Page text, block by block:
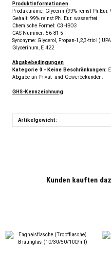
Produktinformationen
Produktname: Glycerin (99% reinst Ph.Eur.
Gehalt: 99% reinst Ph. Eur. wasserfrei
Chemische Formel: C3H8O3
CAS-Nummer: 56-81-5
Synonyme: Glycerol, Propan-1,2,3-triol
Glycerinum, E 422
Abgabebedingungen
Kategorie 0 - Keine Beschränkungen:
Abgabe an Privat- und Gewerbekunden.
GHS-Kennzeichnung
Artikelgewicht:
Kunden kauften